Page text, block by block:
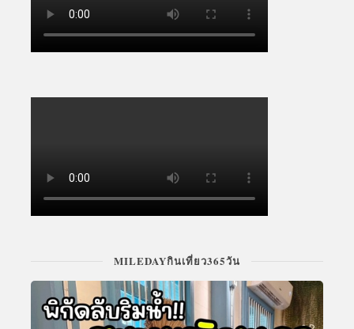
MILEDAYกินเที่ยว365วัน